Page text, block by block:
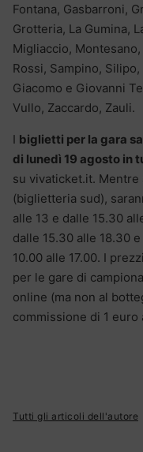
Fontana, Gasbarroni,
Grotteria, La Gumina,
Migliaccio,
Rossi, Sampino,
Giacomo e Giovanni
Vullo, Zaccardo, Zauli.
I biglietti per la gara
di lunedì 19 agosto in
su vivaticket.it.
(biglietteria sud),
alle 13 e dalle 15.30
dalle 15.30 alle 18.30
10.00 alle 17.00. I
per le gare di
online (ma non al
commissione di 1
Tutti gli articoli dell'autore